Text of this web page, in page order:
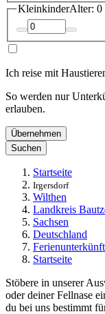
KleinkinderAlter: 0
Ich reise mit
So werden nur
erlauben.
Übernehmen
Suchen
Startseite
Irgersdorf
Wilthen
Landkreis
Sachsen
Deutschland
Startseite
Stöbere in unserer
oder deiner Fellnase
du bei uns bestimmt